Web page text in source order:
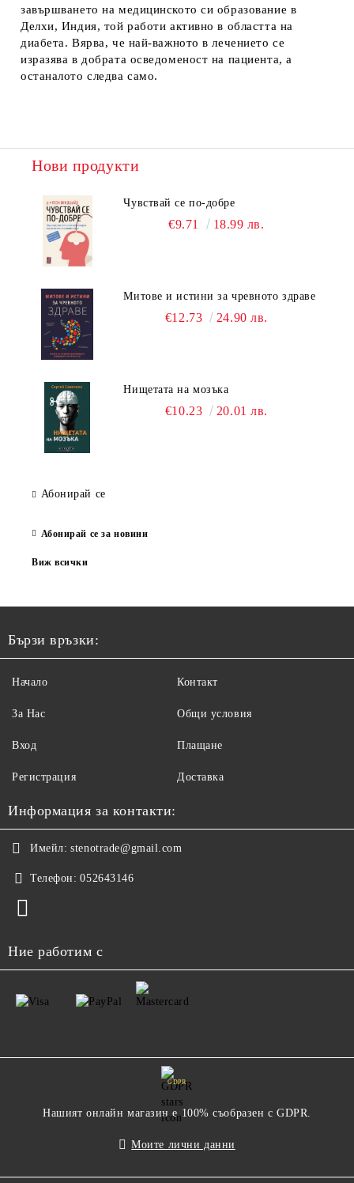
завършването на медицинското си образование в
Делхи, Индия, той работи активно в областта на
диабета. Вярва, че най-важното в лечението се
изразява в добрата осведоменост на пациента, а
останалото следва само.
Нови продукти
Чувствай се по-добре
€9.71 18.99 лв.
Митове и истини за чревното здраве
€12.73 24.90 лв.
Нищетата на мозъка
€10.23 20.01 лв.
Абонирай се
Абонирай се за новини
Виж всички
Бързи връзки:
Начало
За Нас
Вход
Регистрация
Контакт
Общи условия
Плащане
Доставка
Информация за контакти:
Имейл: stenotrade@gmail.com
Телефон: 052643146
Ние работим с
GDPR
Нашият онлайн магазин е 100% съобразен с GDPR.
Моите лични данни